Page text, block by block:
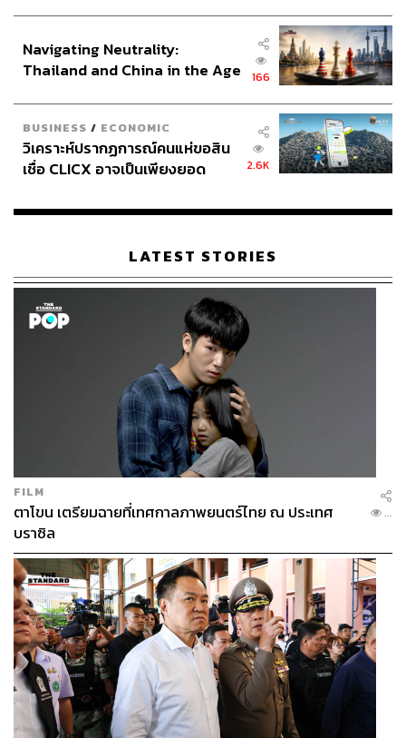
Navigating Neutrality:
Thailand and China in the Age
166
BUSINESS / ECONOMIC
วิเคราะห์ปรากฏการณ์คนแห่ขอสิน
เชื่อ CLICX อาจเป็นเพียงยอด
เรือนไทยที่ถูกซุกไว้
2.6K
LATEST STORIES
FILM
ตาโขน เตรียมฉายที่เทศกาลภาพยนตร์ไทย ณ ประเทศ
บราซิล
...